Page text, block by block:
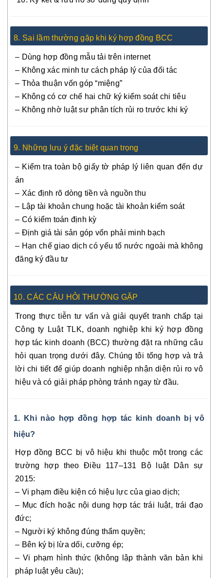
8. Sai lầm thường gặp khi ký hợp đồng BCC
– Dùng hợp đồng mẫu tải trên internet
– Không xác minh tư cách pháp lý của đối tác
– Thỏa thuận vốn góp “miệng”
– Không có cơ chế hai chữ ký kiểm soát chi tiêu
– Không nhờ luật sư phân tích rủi ro trước khi ký
9. Những lưu ý đặc biệt quan trọng
– Kiểm tra toàn bộ giấy tờ pháp lý liên quan đến dự
án
– Xác định rõ dòng tiền và nguồn thu
– Lập tài khoản chung hoặc tài khoản kiểm soát
– Có kiểm toán định kỳ
– Định giá tài sản góp vốn phải minh bạch
– Hạn chế giao dịch có yếu tố nước ngoài mà không
đăng ký đầu tư
10. CÁC CÂU HỎI THƯỜNG GẶP
Trong thực tiễn tư vấn và giải quyết tranh chấp tại
Công ty Luật TLK, doanh nghiệp khi ký hợp đồng
hợp tác kinh doanh (BCC) thường đặt ra những câu
hỏi quan trọng dưới đây. Chúng tôi tổng hợp và trả
lời chi tiết để giúp doanh nghiệp nhận diện rủi ro vô
hiệu và có giải pháp phòng tránh ngay từ đầu.
1. Khi nào hợp đồng hợp tác kinh doanh bị vô
hiệu?
Hợp đồng BCC bị vô hiệu khi thuộc một trong các
trường hợp theo Điều 117–131 Bộ luật Dân sự
2015:
– Vi phạm điều kiện có hiệu lực của giao dịch;
– Mục đích hoặc nội dung hợp tác trái luật, trái đạo
đức;
– Người ký không đúng thẩm quyền;
– Bên ký bị lừa dối, cưỡng ép;
– Vi phạm hình thức (không lập thành văn bản khi
pháp luật yêu cầu);